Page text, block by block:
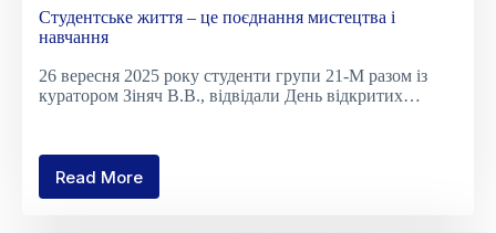
Студентське життя – це поєднання мистецтва і
навчання
26 вересня 2025 року студенти групи 21-М разом із
куратором Зіняч В.В., відвідали День відкритих…
Read MoreСтудентське
–